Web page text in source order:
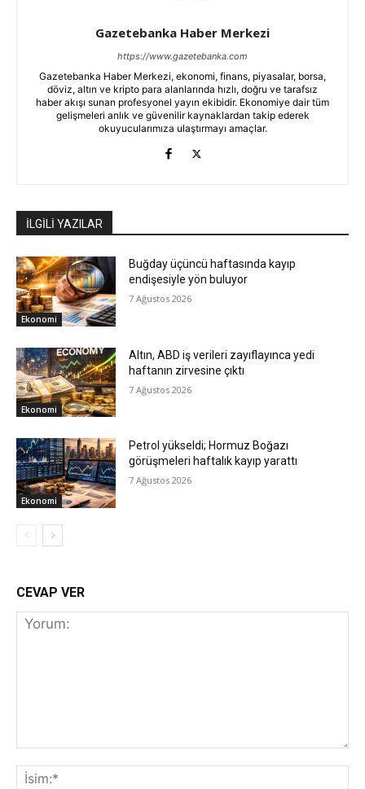
Gazetebanka Haber Merkezi
https://www.gazetebanka.com
Gazetebanka Haber Merkezi, ekonomi, finans, piyasalar, borsa,
döviz, altın ve kripto para alanlarında hızlı, doğru ve tarafsız
haber akışı sunan profesyonel yayın ekibidir. Ekonomiye dair tüm
gelişmeleri anlık ve güvenilir kaynaklardan takip ederek
okuyucularımıza ulaştırmayı amaçlar.
İLGİLİ YAZILAR
Ekonomi
Buğday üçüncü haftasında kayıp
endişesiyle yön buluyor
7 Ağustos 2026
Ekonomi
Altın, ABD iş verileri zayıflayınca yedi
haftanın zirvesine çıktı
7 Ağustos 2026
Ekonomi
Petrol yükseldi; Hormuz Boğazı
görüşmeleri haftalık kayıp yarattı
7 Ağustos 2026
CEVAP VER
Yorum: